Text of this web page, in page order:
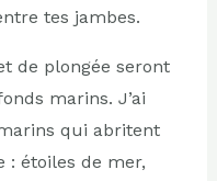
tes jambes.
de plongée seront
marins. J’ai
qui abritent
: étoiles de mer,